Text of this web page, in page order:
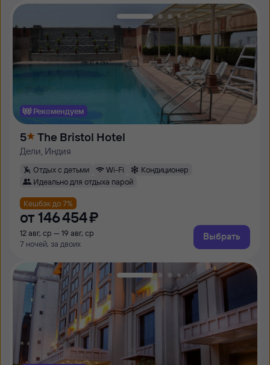
Рекомендуем
5 The Bristol Hotel
Дели, Индия
Отдых с детьми Wi-Fi
Кондиционер
Идеально для отдыха парой
Кешбэк до 7%
от 146 ⁠454 ⁠₽
12 авг, ср — 19 авг, ср
7 ночей, за двоих
Выбрать